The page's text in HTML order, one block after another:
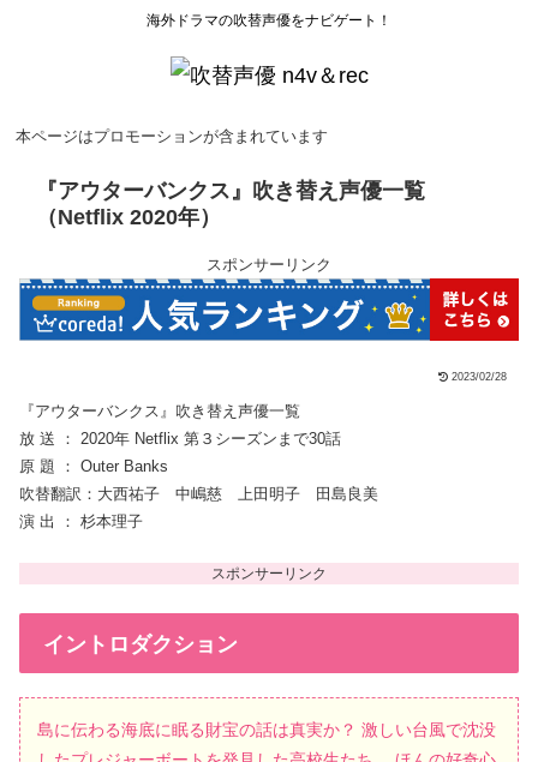
海外ドラマの吹替声優をナビゲート！
本ページはプロモーションが含まれています
『アウターバンクス』吹き替え声優一覧
（Netflix 2020年）
スポンサーリンク
2023/02/28
『アウターバンクス』吹き替え声優一覧
放 送 ： 2020年 Netflix 第３シーズンまで30話
原 題 ： Outer Banks
吹替翻訳：大西祐子 中嶋慈 上田明子 田島良美
演 出 ： 杉本理子
イントロダクション
島に伝わる海底に眠る財宝の話は真実か？ 激しい台風で沈没